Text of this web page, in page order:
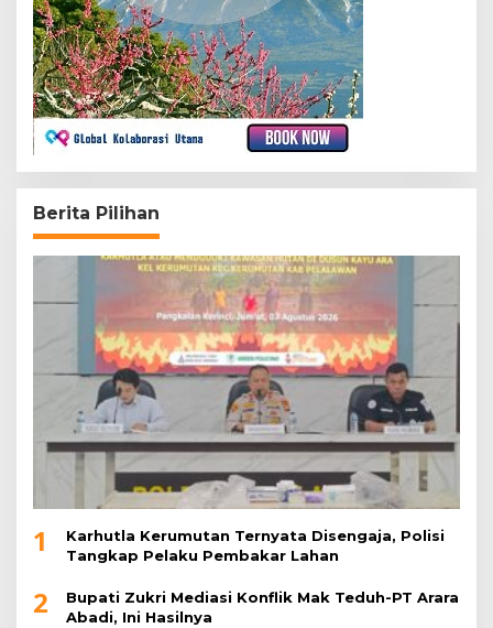
Berita Pilihan
1
Karhutla Kerumutan Ternyata Disengaja, Polisi
Tangkap Pelaku Pembakar Lahan
2
Bupati Zukri Mediasi Konflik Mak Teduh-PT Arara
Abadi, Ini Hasilnya